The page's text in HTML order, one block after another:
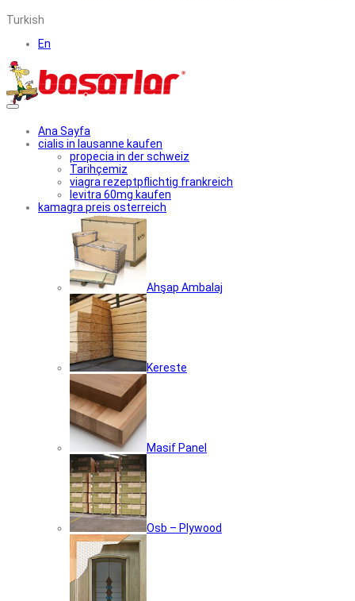
Turkish
En
Ana Sayfa
cialis in lausanne kaufen
propecia in der schweiz
Tarihçemiz
viagra rezeptpflichtig frankreich
levitra 60mg kaufen
kamagra preis osterreich
Ahşap Ambalaj
Kereste
Masif Panel
Osb – Plywood